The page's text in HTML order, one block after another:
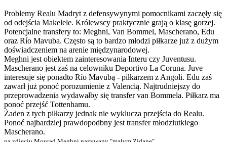
Problemy Realu Madryt z defensywynymi pomocnikami zaczęły się
od odejścia Makelele. Królewscy praktycznie grają o klasę gorzej.
Potencjalne transfery to: Meghni, Van Bommel, Mascherano, Edu
oraz Río Mavuba. Często są to bardzo młodzi piłkarze już z dużym
doświadczeniem na arenie międzynarodowej.
Meghni jest obiektem zainteresowania Interu czy Juventusu.
Mascherano jest zaś na celowniku Deportivo La Coruna. Juve
interesuje się ponadto Río Mavubą - piłkarzem z Angoli. Edu zaś
zawarł już ponoć porozumienie z Valencią. Najtrudniejszy do
przeprowadzenia wydawałby się transfer van Bommela. Piłkarz ma
ponoć przejść Tottenhamu.
Żaden z tych piłkarzy jednak nie wyklucza przejścia do Realu.
Ponoć najbardziej prawdopodbny jest transfer młodziutkiego
Mascherano.